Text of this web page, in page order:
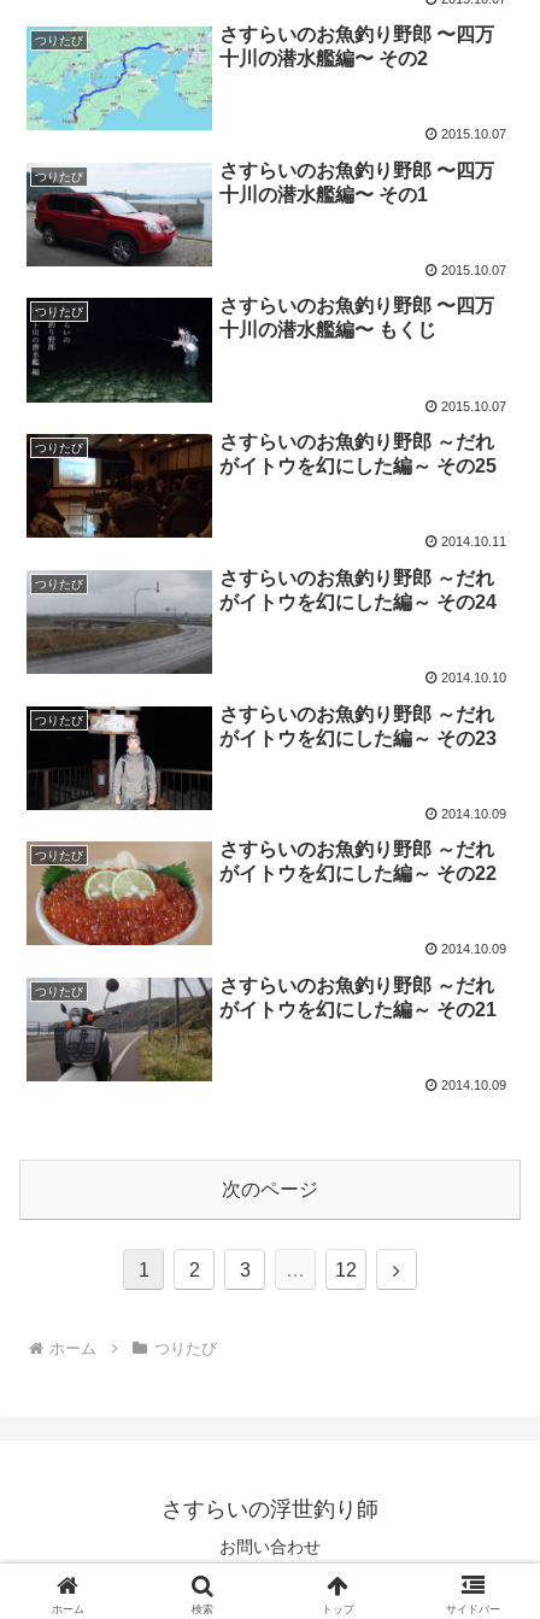
つりたび
さすらいのお魚釣り野郎 〜四万
十川の潜水艦編〜 その2
2015.10.07
つりたび
さすらいのお魚釣り野郎 〜四万
十川の潜水艦編〜 その1
2015.10.07
つりたび
さすらいのお魚釣り野郎 〜四万
十川の潜水艦編〜 もくじ
2015.10.07
つりたび
さすらいのお魚釣り野郎 ～だれ
がイトウを幻にした編～ その25
2014.10.11
つりたび
さすらいのお魚釣り野郎 ～だれ
がイトウを幻にした編～ その24
2014.10.10
つりたび
さすらいのお魚釣り野郎 ～だれ
がイトウを幻にした編～ その23
2014.10.09
つりたび
さすらいのお魚釣り野郎 ～だれ
がイトウを幻にした編～ その22
2014.10.09
つりたび
さすらいのお魚釣り野郎 ～だれ
がイトウを幻にした編～ その21
2014.10.09
次のページ
1 2 3 … 12
次
ホーム つりたび
さすらいの浮世釣り師
お問い合わせ
© 2006 さすらいの浮世釣り師.
ホーム 検索 トップ サイドバー